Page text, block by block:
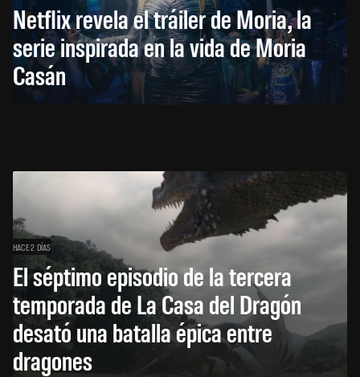
Netflix revela el tráiler de Moria, la
serie inspirada en la vida de Moria
Casán
HACE 2 DÍAS
El séptimo episodio de la tercera
temporada de La Casa del Dragón
desató una batalla épica entre
dragones